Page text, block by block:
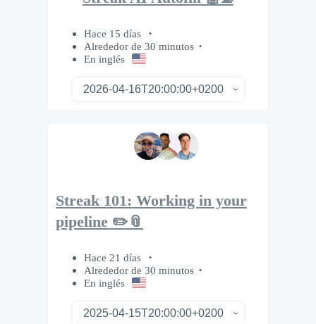
Hace 15 días
Alrededor de 30 minutos
En inglés
Streak 101: Working in your
pipeline ✏️📎
Hace 21 días
Alrededor de 30 minutos
En inglés